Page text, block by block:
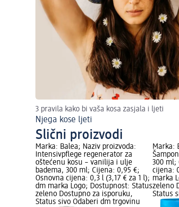
3 pravila kako bi vaša kosa zasjala i ljeti
Njega kose ljeti
Slični proizvodi
Marka: Balea; Naziv proizvoda:
Intensivpflege regenerator za
oštećenu kosu – vanilija i ulje
badema, 300 ml; Cijena: 0,95 €;
Osnovna cijena: 0,3 l (3,17 € za 1 l);
dm marka Logo; Dostupnost: Status
zeleno Dostupno za isporuku,
Status sivo Odaberi dm trgovinu
Marka:
300 ml;
cijena:
marka
zeleno
Status